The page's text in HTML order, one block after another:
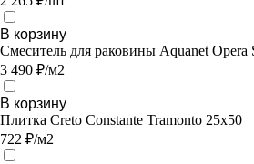
В корзину
Смеситель для раковины Aquanet Opera
3 490 ₽/м2
В корзину
Плитка Creto Constante Tramonto 25х50
722 ₽/м2